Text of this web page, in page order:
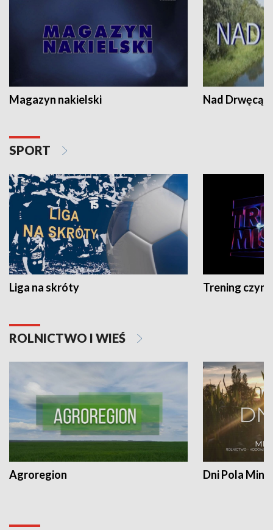
Magazyn nakielski Nad Drwęcą
SPORT
Liga na skróty Trening czyni
ROLNICTWO I WIEŚ
Agroregion Dni Pola